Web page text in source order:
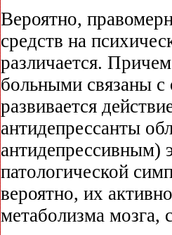
Вероятно,
средств на
различается.
больными связаны
развивается
антидепрессанты
антидепрессивным)
патологической
вероятно, их
метаболизма мозга,